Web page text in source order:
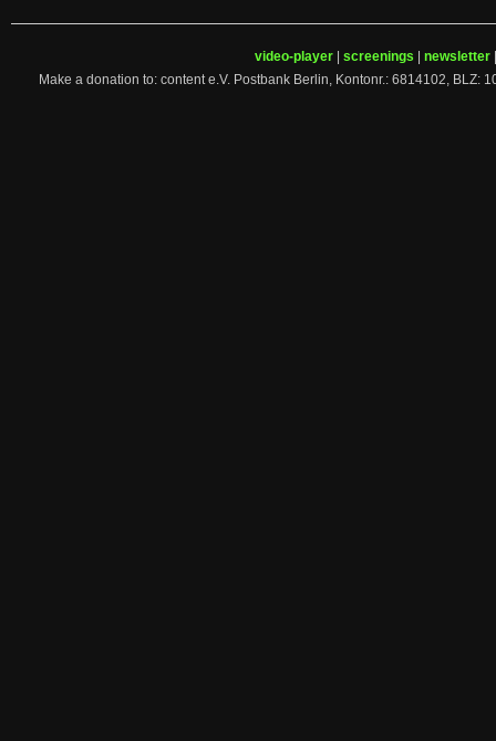
video-player screenings newsletter
Make a donation to: content e.V. Postbank Berlin, Kontonr.: 6814102, BLZ: